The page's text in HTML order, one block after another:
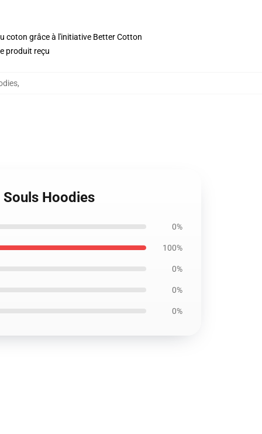
coton grâce à l'initiative Better Cotton
produit reçu
,
Hoodies
0%
100%
0%
0%
0%